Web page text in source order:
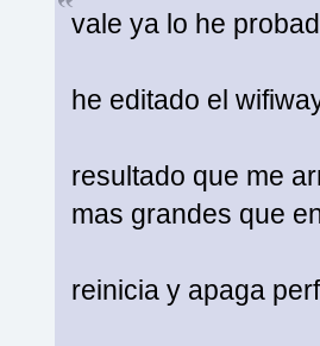
vale ya lo he
he editado el
resultado que me
mas grandes que
reinicia y apaga